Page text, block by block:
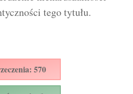
tego tytułu.
570